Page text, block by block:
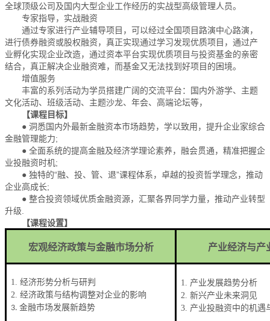
全球顶级公司及国内大型企业工作经历的实战型高级管理人员。
专家指导，实战融资
通过专家进行产业辅导项目，可以经过全国项目路演中心路演，
进行债券融资或股权融资，真正实现通过学习发现优质项目，通过产
业孵化实现企业改造，通过资本平台实现优质项目与投资基金的亲密
结合，真正解决企业融资难，而基金又无法找到好项目的困境。
增值服务
丰富的系列活动为学员搭建广阔的交流平台：国内外游学、主题
文化活动、班级活动、主题沙龙、年会、高端论坛等，
【课程目标】
● 洞悉国内外最新金融资本市场趋势，学以致用，提升企业家综合
金融管理能力;
● 全面系统的提高金融及经济学理论素养，融会贯通，精准把握企
业投融资时机;
● 独特的“融、投、管、退”课程体系，卓越的投资哲学理念，推动
企业高成长;
● 整合投资领域优质金融资源，汇聚各界同学力量，推动产业转型
升级.
【课程设置】
宏观经济政策与金融市场分析 产业经济与产
1. 经济形势分析与研判
2. 经济政策与结构调整对企业的影响
3. 金融市场发展新趋势
1. 产业发展趋势分析
2. 新兴产业未来洞见
3. 产业投融资中的机遇